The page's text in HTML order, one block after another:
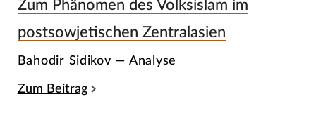
Zum Phänomen des Volksislam im
postsowjetischen Zentralasien
Bahodir Sidikov — Analyse
Zum Beitrag